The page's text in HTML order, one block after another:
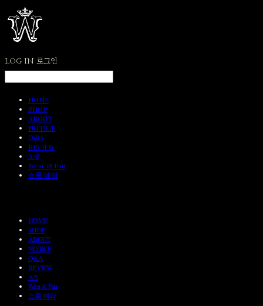
LOG IN 로그인
HOME
SHOP
ABOUT
NOTICE
Q&A
REVIEW
A/S
Wear & Pair
쇼룸 예약
HOME
SHOP
ABOUT
NOTICE
Q&A
REVIEW
A/S
Wear & Pair
쇼룸 예약